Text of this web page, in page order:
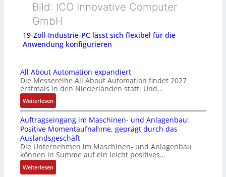
Bild: ICO Innovative Computer
GmbH
19-Zoll-Industrie-PC lässt sich flexibel für die
Anwendung konfigurieren
All About Automation expandiert
Die Messereihe All About Automation findet 2027
erstmals in den Niederlanden statt. Und…
Weiterlesen:
A
l
l
A
b
o
u
Auftragseingang im Maschinen- und Anlagenbau:
Positive Momentaufnahme, geprägt durch das
Auslandsgeschäft
Die Unternehmen im Maschinen- und Anlagenbau
können in Summe auf ein leicht positives…
Weiterlesen: